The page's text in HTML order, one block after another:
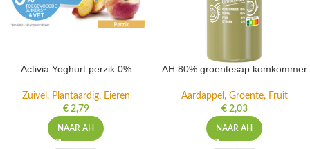
Activia Yoghurt perzik 0%
Zuivel, Plantaardig, Eieren
€2,79
NAAR AH
AH 80% groentesap komkommer
Aardappel, Groente, Fruit
€2,03
NAAR AH